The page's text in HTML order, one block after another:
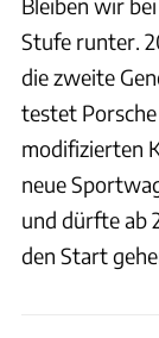
Stufe runter.
die zweite
testet
modifizierten
neue
und dürfte ab
den Start